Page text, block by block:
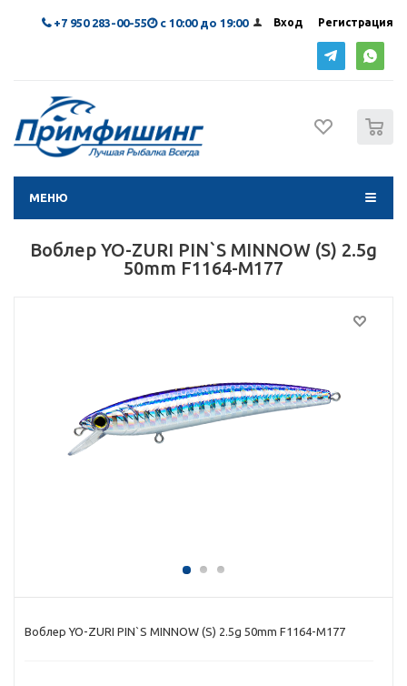
Вход Регистрация
+7 950 283-00-55 с 10:00 до 19:00
МЕНЮ
Воблер YO-ZURI PIN`S MINNOW (S) 2.5g
50mm F1164-M177
Воблер YO-ZURI PIN`S MINNOW (S) 2.5g 50mm F1164-M177